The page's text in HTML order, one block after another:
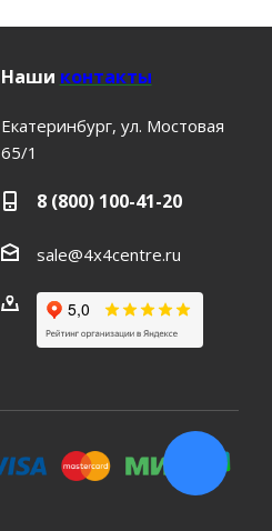
Наши контакты
Екатеринбург, ул. Мостовая
65/1
8 (800) 100-41-20
sale@4x4centre.ru